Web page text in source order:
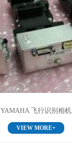
YAMAHA 飞行识别相机
VIEW MORE+